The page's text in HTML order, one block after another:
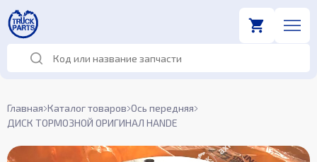
Главная Каталог товаров Ось передняя
ДИСК ТОРМОЗНОЙ ОРИГИНАЛ HANDE